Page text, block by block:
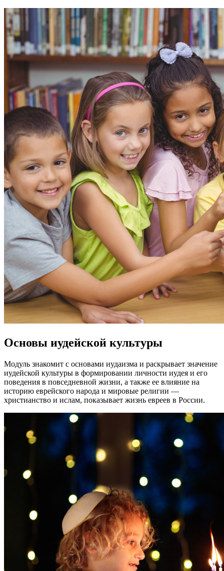
Основы иудейской культуры
Модуль знакомит с основами иудаизма и раскрывает значение
иудейской культуры в формировании личности иудея и его
поведения в повседневной жизни, а также ее влияние на
историю еврейского народа и мировые религии —
христианство и ислам, показывает жизнь евреев в России.